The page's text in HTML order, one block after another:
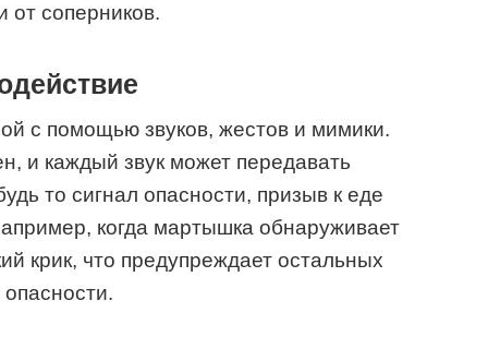
от соперников.
с помощью звуков, жестов и мимики.
и каждый звук может передавать
то сигнал опасности, призыв к еде
когда мартышка обнаруживает
крик, что предупреждает остальных